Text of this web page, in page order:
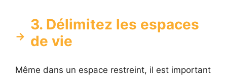
3. Délimitez les espaces
de vie
Même dans un espace restreint, il est important